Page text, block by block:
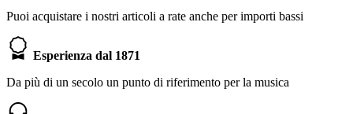
Puoi acquistare i nostri articoli a rate anche per importi bassi
Esperienza dal 1871
Da più di un secolo un punto di riferimento per la musica